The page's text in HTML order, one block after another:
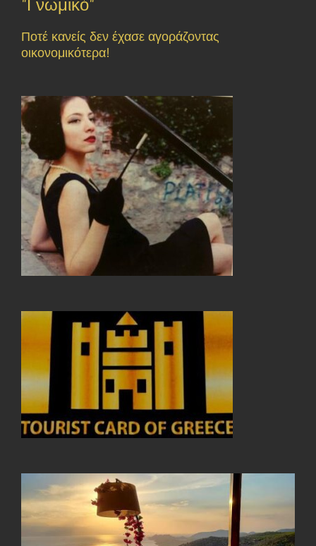
"Γνωμικό"
Ποτέ κανείς δεν έχασε αγοράζοντας
οικονομικότερα!